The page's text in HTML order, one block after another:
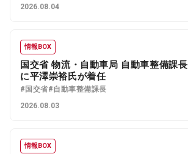
2026.08.04
情報BOX
国交省 物流・自動車局 自動車整備課長
に平澤崇裕氏が着任
#国交省#自動車整備課長
2026.08.03
情報BOX